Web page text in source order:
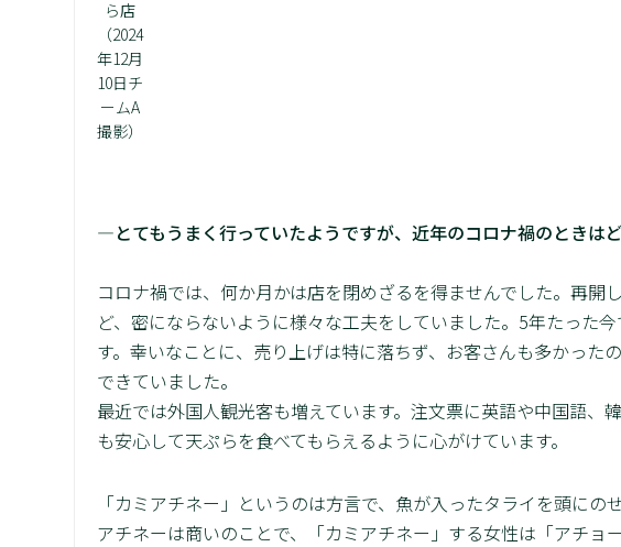
ら店
（2024
年12月
10日チ
ームA
撮影）
―とてもうまく行っていたようですが、近年のコロナ禍のときは
コロナ禍では、何か月かは店を閉めざるを得ませんでした。再開
ど、密にならないように様々な工夫をしていました。5年たった
す。幸いなことに、売り上げは特に落ちず、お客さんも多かった
できていました。
最近では外国人観光客も増えています。注文票に英語や中国語、
も安心して天ぷらを食べてもらえるように心がけています。
「カミアチネー」というのは方言で、魚が入ったタライを頭にの
アチネーは商いのことで、「カミアチネー」する女性は「アチョ